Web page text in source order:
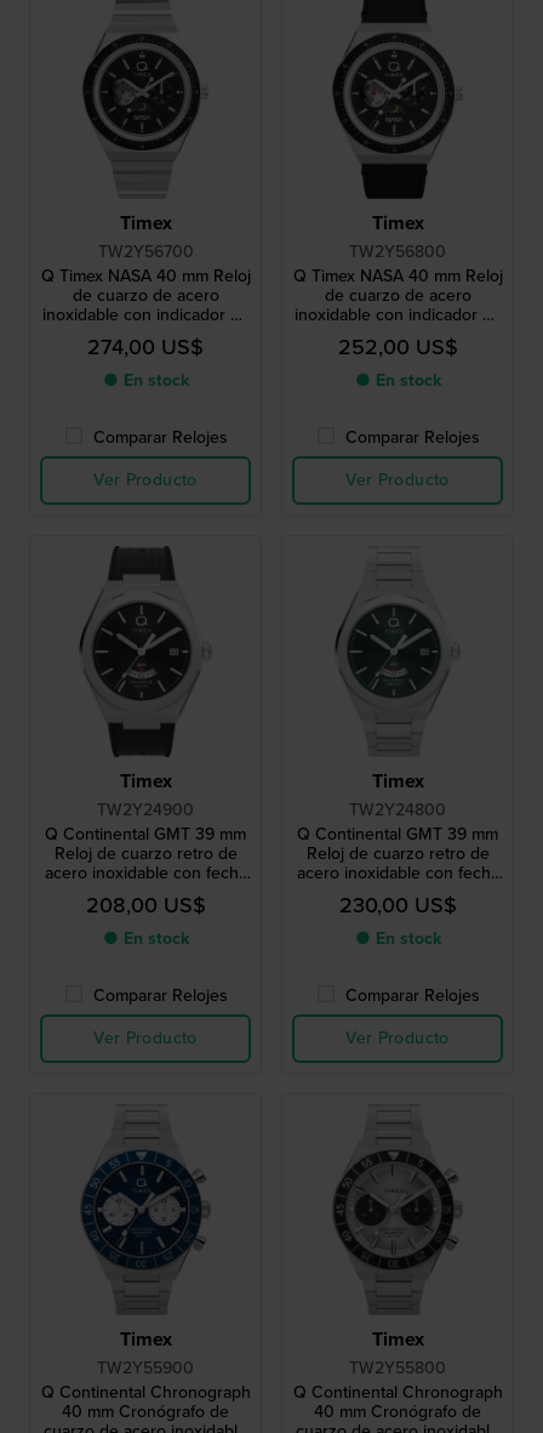
Timex
TW2Y56700
Q Timex NASA 40 mm Reloj
de cuarzo de acero
inoxidable con indicador de
día y fecha y esfera de 24
horas con indicación de día
y noche
274,00 US$
● En stock
Comparar Relojes
Ver Producto
Timex
TW2Y56800
Q Timex NASA 40 mm Reloj
de cuarzo de acero
inoxidable con indicador de
día y fecha y esfera de 24
horas con indicación de día
y noche
252,00 US$
● En stock
Comparar Relojes
Ver Producto
Timex
TW2Y24900
Q Continental GMT 39 mm
Reloj de cuarzo retro de
acero inoxidable con fecha
y función de doble huso
horario
208,00 US$
● En stock
Comparar Relojes
Ver Producto
Timex
TW2Y24800
Q Continental GMT 39 mm
Reloj de cuarzo retro de
acero inoxidable con fecha
y función de doble huso
horario
230,00 US$
● En stock
Comparar Relojes
Ver Producto
Timex
TW2Y55900
Q Continental Chronograph
40 mm Cronógrafo de
Timex
TW2Y55800
Q Continental Chronograph
40 mm Cronógrafo de